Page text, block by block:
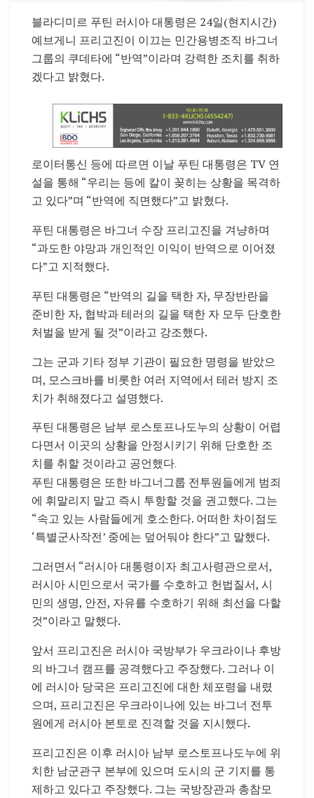
블라디미르 푸틴 러시아 대통령은 24일(현지시간)
예브게니 프리고진이 이끄는 민간용병조직 바그너
그룹의 쿠데타에 “반역”이라며 강력한 조치를 취하
겠다고 밝혔다.
로이터통신 등에 따르면 이날 푸틴 대통령은 TV 연
설을 통해 “우리는 등에 칼이 꽂히는 상황을 목격하
고 있다”며 “반역에 직면했다”고 밝혔다.
푸틴 대통령은 바그너 수장 프리고진을 겨냥하며
“과도한 야망과 개인적인 이익이 반역으로 이어졌
다”고 지적했다.
푸틴 대통령은 “반역의 길을 택한 자, 무장반란을
준비한 자, 협박과 테러의 길을 택한 자 모두 단호한
처벌을 받게 될 것”이라고 강조했다.
그는 군과 기타 정부 기관이 필요한 명령을 받았으
며, 모스크바를 비롯한 여러 지역에서 테러 방지 조
치가 취해졌다고 설명했다.
푸틴 대통령은 남부 로스토프나도누의 상황이 어렵
다면서 이곳의 상황을 안정시키기 위해 단호한 조
치를 취할 것이라고 공언했다.
푸틴 대통령은 또한 바그너그룹 전투원들에게 범죄
에 휘말리지 말고 즉시 투항할 것을 권고했다. 그는
“속고 있는 사람들에게 호소한다. 어떠한 차이점도
‘특별군사작전’ 중에는 덮어둬야 한다”고 말했다.
그러면서 “러시아 대통령이자 최고사령관으로서,
러시아 시민으로서 국가를 수호하고 헌법질서, 시
민의 생명, 안전, 자유를 수호하기 위해 최선을 다할
것”이라고 말했다.
앞서 프리고진은 러시아 국방부가 우크라이나 후방
의 바그너 캠프를 공격했다고 주장했다. 그러나 이
에 러시아 당국은 프리고진에 대한 체포령을 내렸
으며, 프리고진은 우크라이나에 있는 바그너 전투
원에게 러시아 본토로 진격할 것을 지시했다.
프리고진은 이후 러시아 남부 로스토프나도누에 위
치한 남군관구 본부에 있으며 도시의 군 기지를 통
제하고 있다고 주장했다. 그는 국방장관과 총참모